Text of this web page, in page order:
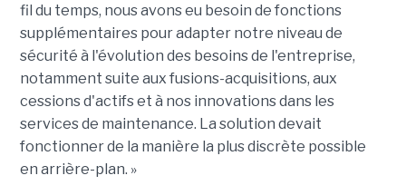
fil du temps, nous avons eu besoin de fonctions
supplémentaires pour adapter notre niveau de
sécurité à l'évolution des besoins de l'entreprise,
notamment suite aux fusions-acquisitions, aux
cessions d'actifs et à nos innovations dans les
services de maintenance. La solution devait
fonctionner de la manière la plus discrète possible
en arrière-plan. »